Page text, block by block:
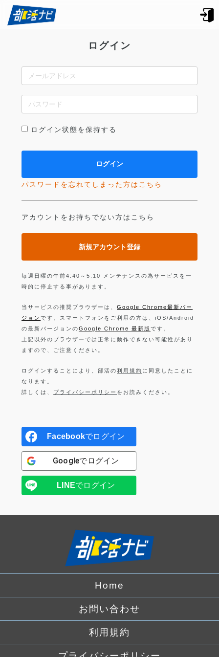
ログイン
ログイン状態を保持する
パスワードを忘れてしまった方はこちら
アカウントをお持ちでない方はこちら
新規アカウント登録
毎週日曜の午前4:40～5:10 メンテナンスの為サービスを一
時的に停止する事があります。
当サービスの推奨ブラウザーは、 Google Chrome最新バー
ジョン です。スマートフォンをご利用の方は、iOS/Android
の最新バージョンのGoogle Chrome 最新版 です。
上記以外のブラウザーでは正常に動作できない可能性があり
ますので、ご注意ください。
ログインすることにより、部活の利用規約 に同意したことに
なります。
詳しくは、 プライバシーポリシー をお読みください。
Facebookでログイン
Googleでログイン
LINEでログイン
Home
お問い合わせ
利用規約